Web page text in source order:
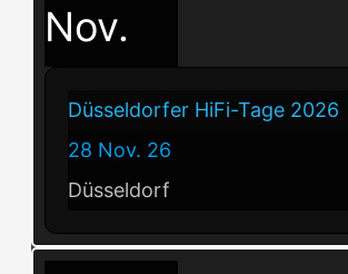
Nov.
Düsseldorfer HiFi-Tage 2026
28 Nov. 26
Düsseldorf